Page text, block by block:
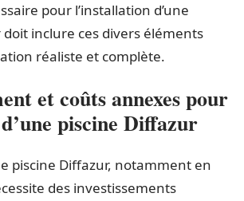
pour l’installation d’une
inclure ces divers éléments
réaliste et complète.
et coûts annexes pour
piscine Diffazur
piscine Diffazur, notamment en
des investissements